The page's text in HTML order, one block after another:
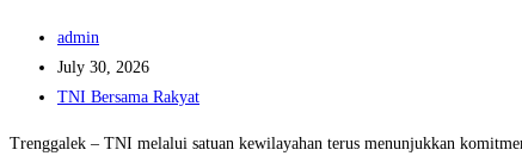
Lor
Adakan
Penyuluhan
Post
author:
admin
Post
published:
July 30, 2026
Post
TNI Bersama Rakyat
Trenggalek – TNI melalui satuan kewilayahan terus menunjukkan